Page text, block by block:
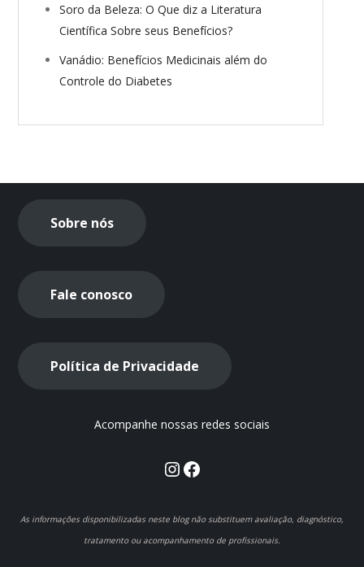
Soro da Beleza: O Que diz a Literatura
Científica Sobre seus Benefícios?
Vanádio: Benefícios Medicinais além do
Controle do Diabetes
Sobre nós
Fale conosco
Política de Privacidade
Acompanhe nossas redes sociais
Instagram
Facebook
As informações disponibilizadas neste blog não substituem avaliação, diagnóstico,
tratamento ou acompanhamento de profissionais.